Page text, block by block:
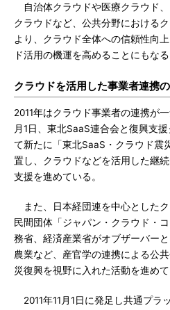
自治体クラウドや医療クラウド
クラウドなど、公共分野における
より、クラウド全体への信頼性向
ド活用の機運を高めることにもなる
クラウドを活用した事業者連携
2011年はクラウド事業者の連携が
月1日、東北SaaS連合会と復興支
て新たに「東北SaaS・クラウド震
置し、クラウドなどを活用した継
支援を進めている。
また、日本経団連を中心とした
民間団体「ジャパン・クラウド・
務省、経済産業省がオブザーバー
農業など、産官学の連携による公
災復興を視野に入れた活動を進めて
2011年11月1日に発足し共通プラ